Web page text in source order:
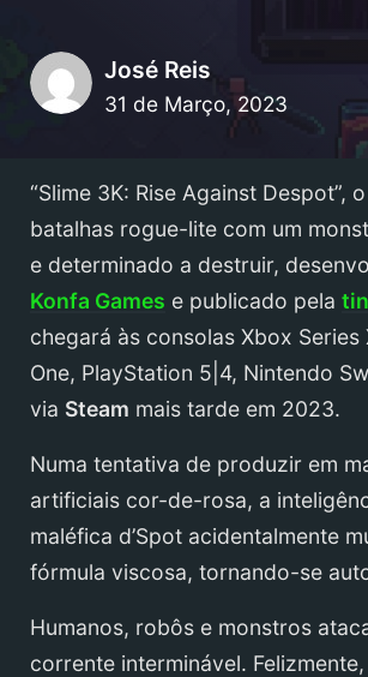
31 de Março, 2023
José Reis
“Slime 3K: Rise Against Despot”,
batalhas rogue-lite com um
e determinado a destruir,
Konfa Games e publicado pela
chegará às consolas Xbox Series
One, PlayStation 5|4, Nintendo
via Steam mais tarde em 2023.
Numa tentativa de produzir em
artificiais cor-de-rosa, a
maléfica d’Spot acidentalmente
fórmula viscosa, tornando-se
Humanos, robôs e monstros
corrente interminável.